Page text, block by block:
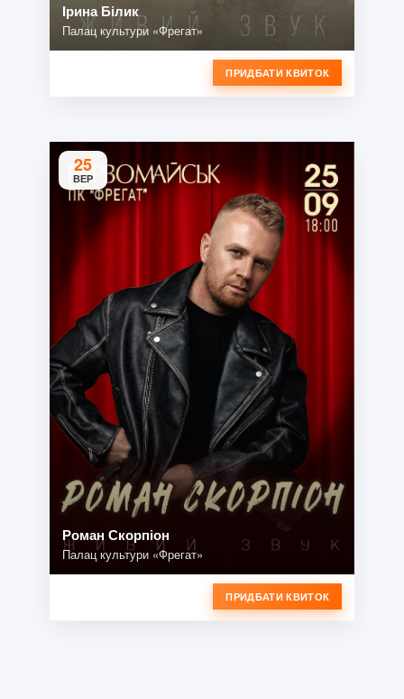
Ірина Білик
Палац культури «Фрегат»
ПРИДБАТИ КВИТОК
25
ВЕР
Роман Скорпіон
Палац культури «Фрегат»
ПРИДБАТИ КВИТОК